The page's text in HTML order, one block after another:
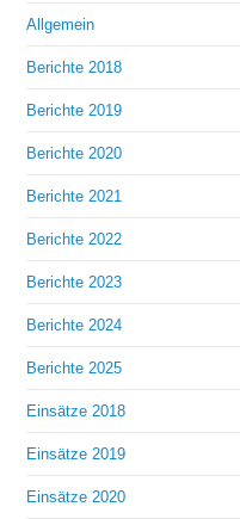
Allgemein
Berichte 2018
Berichte 2019
Berichte 2020
Berichte 2021
Berichte 2022
Berichte 2023
Berichte 2024
Berichte 2025
Einsätze 2018
Einsätze 2019
Einsätze 2020